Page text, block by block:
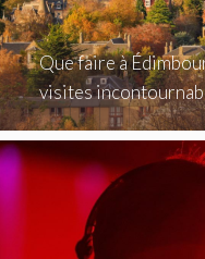
Que faire à
visites